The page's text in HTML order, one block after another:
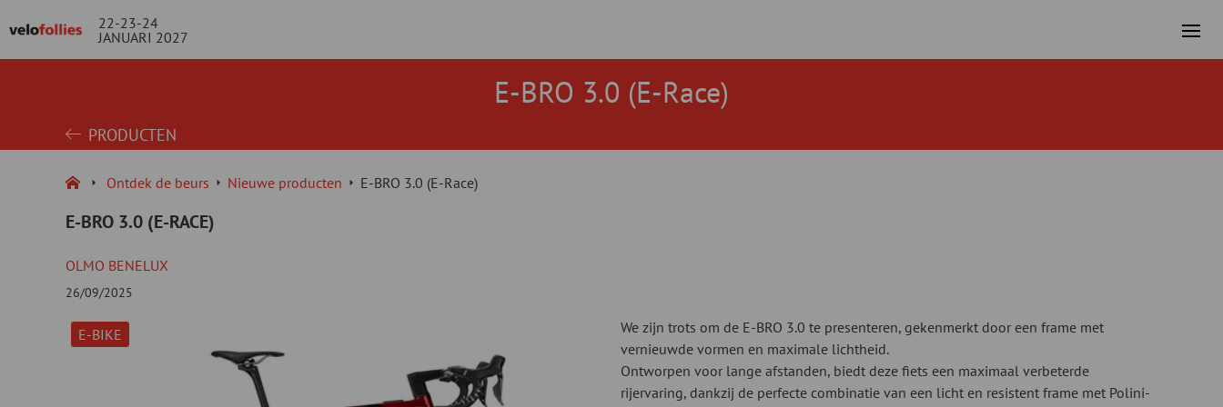
22-23-24
JANUARI 2027
E-BRO 3.0 (E-Race)
PRODUCTEN
Ontdek de beurs Nieuwe producten E-BRO 3.0 (E-Race)
E-BRO 3.0 (E-RACE)
E-BIKE
OLMO BENELUX
26/09/2025
We zijn trots om de E-BRO 3.0 te presenteren, gekenmerkt door een frame met
vernieuwde vormen en maximale lichtheid.
Ontworpen voor lange afstanden, biedt deze fiets een maximaal verbeterde
rijervaring, dankzij de perfecte combinatie van een licht en resistent frame met Polini-